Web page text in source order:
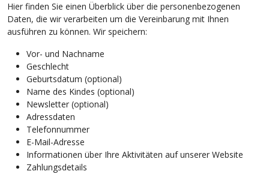
Hier finden Sie einen Überblick über die personenbezogenen
Daten, die wir verarbeiten um die Vereinbarung mit Ihnen
ausführen zu können. Wir speichern:
Vor- und Nachname
Geschlecht
Geburtsdatum (optional)
Name des Kindes (optional)
Newsletter (optional)
Adressdaten
Telefonnummer
E-Mail-Adresse
Informationen über Ihre Aktivitäten auf unserer Website
Zahlungsdetails